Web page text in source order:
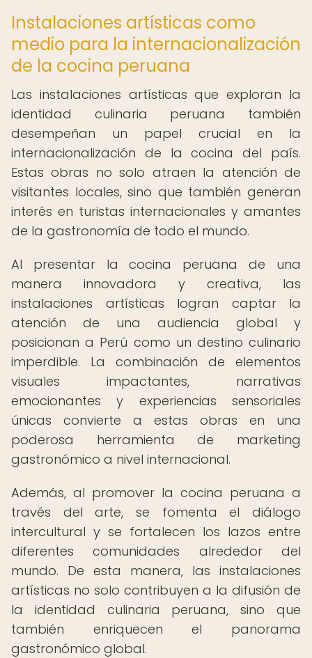
Instalaciones artísticas como
medio para la internacionalización
de la cocina peruana
Las instalaciones artísticas que exploran la
identidad culinaria peruana también
desempeñan un papel crucial en la
internacionalización de la cocina del país.
Estas obras no solo atraen la atención de
visitantes locales, sino que también generan
interés en turistas internacionales y amantes
de la gastronomía de todo el mundo.
Al presentar la cocina peruana de una
manera innovadora y creativa, las
instalaciones artísticas logran captar la
atención de una audiencia global y
posicionan a Perú como un destino culinario
imperdible. La combinación de elementos
visuales impactantes, narrativas
emocionantes y experiencias sensoriales
únicas convierte a estas obras en una
poderosa herramienta de marketing
gastronómico a nivel internacional.
Además, al promover la cocina peruana a
través del arte, se fomenta el diálogo
intercultural y se fortalecen los lazos entre
diferentes comunidades alrededor del
mundo. De esta manera, las instalaciones
artísticas no solo contribuyen a la difusión de
la identidad culinaria peruana, sino que
también enriquecen el panorama
gastronómico global.